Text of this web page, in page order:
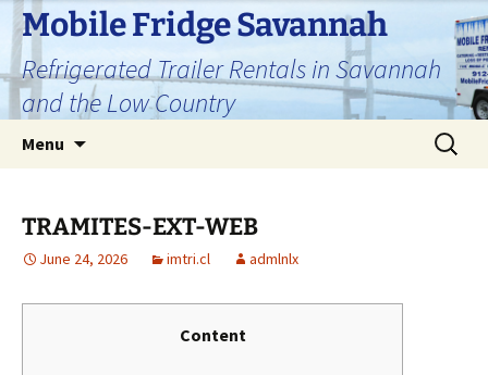
Skip
content
Mobile Fridge Savannah
Refrigerated Trailer Rentals in Savannah
and the Low Country
Menu
Search
for:
TRAMITES-EXT-WEB
June 24, 2026 imtri.cl admlnlx
Content